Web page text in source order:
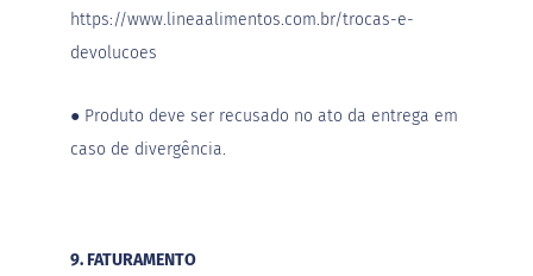
https://www.lineaalimentos.com.br/trocas-e-
devolucoes
● Produto deve ser recusado no ato da entrega em
caso de divergência.
9. FATURAMENTO